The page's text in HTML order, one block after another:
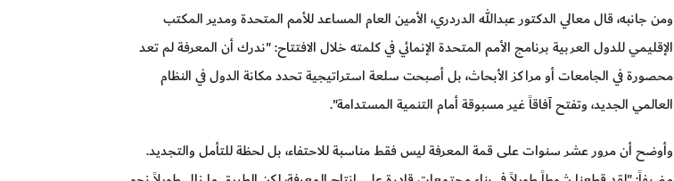
ومن جانبه، قال معالي الدكتور عبدالله الدردري، الأمين العام المساعد للأمم المتحدة ومدير المكتب
الإقليمي للدول العربية برنامج الأمم المتحدة الإنمائي في كلمته خلال الافتتاح: "ندرك أن المعرفة لم تعد
محصورة في الجامعات أو مراكز الأبحاث، بل أصبحت سلعة استراتيجية تحدد مكانة الدول في النظام
العالمي الجديد، وتفتح آفاقاً غير مسبوقة أمام التنمية المستدامة".
وأوضح أن مرور عشر سنوات على قمة المعرفة ليس فقط مناسبة للاحتفاء، بل لحظة للتأمل والتجديد.